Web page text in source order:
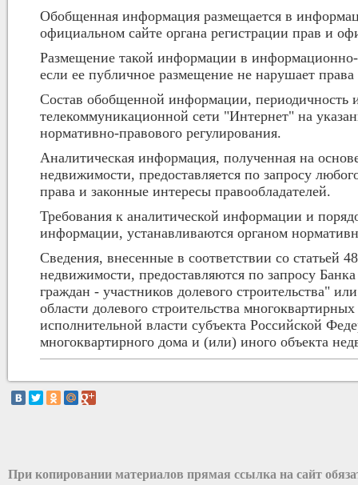
Обобщенная информация размещается в
официальном сайте органа регистрации прав и
Размещение такой информации в
если ее публичное размещение не нарушает
Состав обобщенной информации, периодичность
телекоммуникационной сети "Интернет" на
нормативно-правового регулирования.
Аналитическая информация, полученная на
недвижимости, предоставляется по запросу
права и законные интересы правообладателей.
Требования к аналитической информации и
информации, устанавливаются органом
Сведения, внесенные в соответствии со статьей
недвижимости, предоставляются по запросу
граждан - участников долевого строительства"
области долевого строительства
исполнительной власти субъекта Российской
многоквартирного дома и (или) иного объекта
При копировании материалов прямая ссылка на сайт